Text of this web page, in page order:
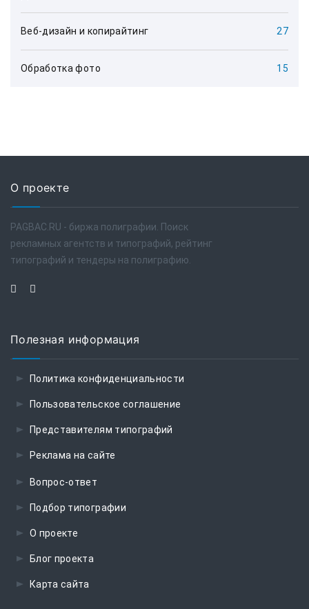
Веб-дизайн и копирайтинг 27
Обработка фото 15
О проекте
PAGBAC.RU - биржа полиграфии. Поиск
рекламных агентств и типографий, рейтинг
типографий и тендеры на полиграфию.
Полезная информация
Политика конфиденциальности
Пользовательское соглашение
Представителям типографий
Реклама на сайте
Вопрос-ответ
Подбор типографии
О проекте
Блог проекта
Карта сайта